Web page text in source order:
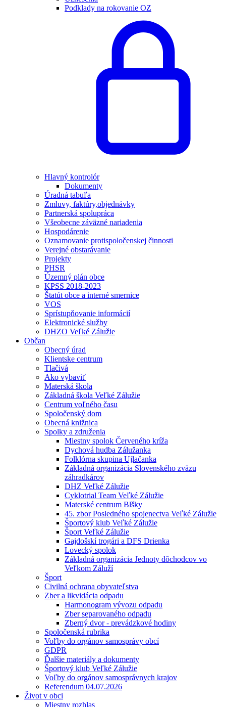
Podklady na rokovanie OZ
Hlavný kontrolór
Dokumenty
Úradná tabuľa
Zmluvy, faktúry,objednávky
Partnerská spolupráca
Všeobecne záväzné nariadenia
Hospodárenie
Oznamovanie protispoločenskej činnosti
Verejné obstarávanie
Projekty
PHSR
Územný plán obce
KPSS 2018-2023
Štatút obce a interné smernice
VOS
Sprístupňovanie informácií
Elektronické služby
DHZO Veľké Zálužie
Občan
Obecný úrad
Klientske centrum
Tlačivá
Ako vybaviť
Materská škola
Základná škola Veľké Zálužie
Centrum voľného času
Spoločenský dom
Obecná knižnica
Spolky a združenia
Miestny spolok Červeného kríža
Dychová hudba Zálužanka
Folklórna skupina Ujlačanka
Základná organizácia Slovenského zväzu
záhradkárov
DHZ Veľké Zálužie
Cyklotrial Team Veľké Zálužie
Materské centrum Blšky
45. zbor Posledného spojenectva Veľké Zálužie
Športový klub Veľké Zálužie
Šport Veľké Zálužie
Gajdošskí trogári a DFS Drienka
Lovecký spolok
Základná organizácia Jednoty dôchodcov vo
Veľkom Záluží
Šport
Civilná ochrana obyvateľstva
Zber a likvidácia odpadu
Harmonogram vývozu odpadu
Zber separovaného odpadu
Zberný dvor - prevádzkové hodiny
Spoločenská rubrika
Voľby do orgánov samosprávy obcí
GDPR
Ďalšie materiály a dokumenty
Športový klub Veľké Zálužie
Voľby do orgánov samosprávnych krajov
Referendum 04.07.2026
Život v obci
Miestny rozhlas